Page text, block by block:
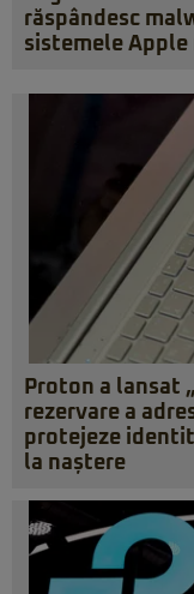
răspândesc
sistemele Apple
Proton a lansat
rezervare a
protejeze
la naștere